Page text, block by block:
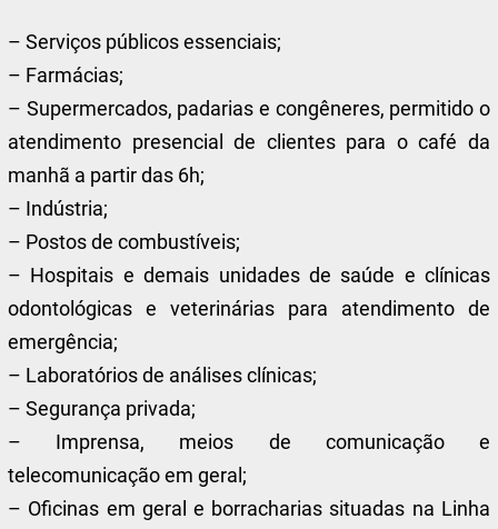
– Serviços públicos essenciais;
– Farmácias;
– Supermercados, padarias e congêneres, permitido o
atendimento presencial de clientes para o café da
manhã a partir das 6h;
– Indústria;
– Postos de combustíveis;
– Hospitais e demais unidades de saúde e clínicas
odontológicas e veterinárias para atendimento de
emergência;
– Laboratórios de análises clínicas;
– Segurança privada;
– Imprensa, meios de comunicação e
telecomunicação em geral;
– Oficinas em geral e borracharias situadas na Linha